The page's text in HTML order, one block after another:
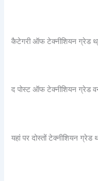
कैटेगरी ऑफ टेक्नीशियन ग्रेड
द पोस्ट ऑफ टेक्नीशियन ग्रेड
यहां पर दोस्तों टेक्नीशियन ग्रेड